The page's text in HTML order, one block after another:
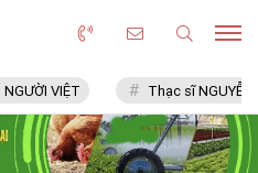
Thạc sĩ NGUYỄN VĂN CHÍ